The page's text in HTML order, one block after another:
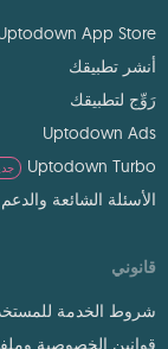
App Store
أنشر تطبيقك
رَوِّج لتطبيقك
Uptodown Ads
Uptodown Turbo
الأسئلة الشائعة والدعم
قانوني
شروط الخدمة
قوانين الخصوصية